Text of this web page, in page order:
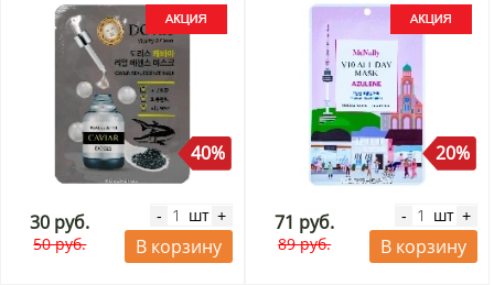
40%
30 руб.
50 руб.
- шт +
В корзину
20%
71 руб.
89 руб.
- шт +
В корзину